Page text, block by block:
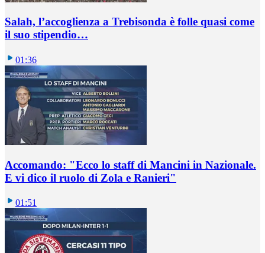
Salah, l’accoglienza a Trebisonda è folle quasi come
il suo stipendio…
01:36
Accomando: "Ecco lo staff di Mancini in Nazionale.
E vi dico il ruolo di Zola e Ranieri"
01:51